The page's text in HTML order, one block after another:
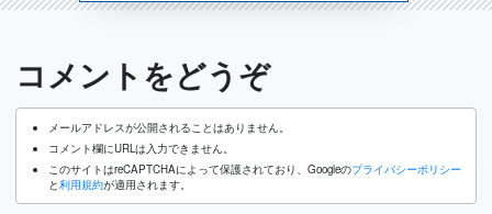
コメントをどうぞ
メールアドレスが公開されることはありません。
コメント欄にURLは入力できません。
このサイトはreCAPTCHAによって保護されており、Googleのプライバシーポリシー
と利用規約が適用されます。